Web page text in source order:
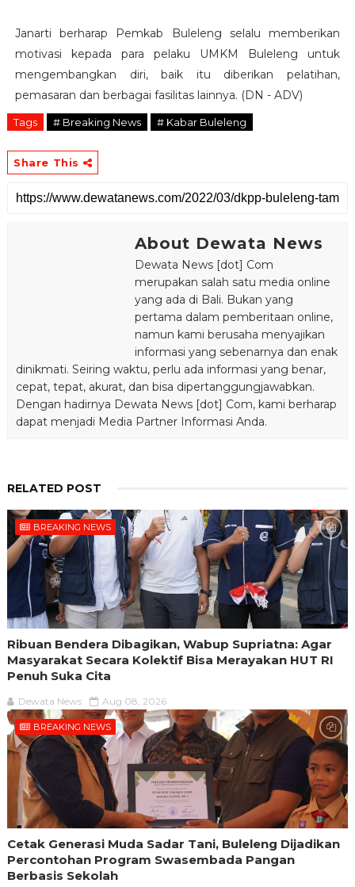
Janarti berharap Pemkab Buleleng selalu memberikan
motivasi kepada para pelaku UMKM Buleleng untuk
mengembangkan diri, baik itu diberikan pelatihan,
pemasaran dan berbagai fasilitas lainnya. (DN - ADV)
Tags # Breaking News # Kabar Buleleng
Share This
About Dewata News
Dewata News [dot] Com
merupakan salah satu media online
yang ada di Bali. Bukan yang
pertama dalam pemberitaan online,
namun kami berusaha menyajikan
informasi yang sebenarnya dan enak
dinikmati. Seiring waktu, perlu ada informasi yang benar,
cepat, tepat, akurat, dan bisa dipertanggungjawabkan.
Dengan hadirnya Dewata News [dot] Com, kami berharap
dapat menjadi Media Partner Informasi Anda.
RELATED POST
BREAKING NEWS
Ribuan Bendera Dibagikan, Wabup Supriatna: Agar
Masyarakat Secara Kolektif Bisa Merayakan HUT RI
Penuh Suka Cita
Dewata News Aug 08, 2026
BREAKING NEWS
Cetak Generasi Muda Sadar Tani, Buleleng Dijadikan
Percontohan Program Swasembada Pangan
Berbasis Sekolah